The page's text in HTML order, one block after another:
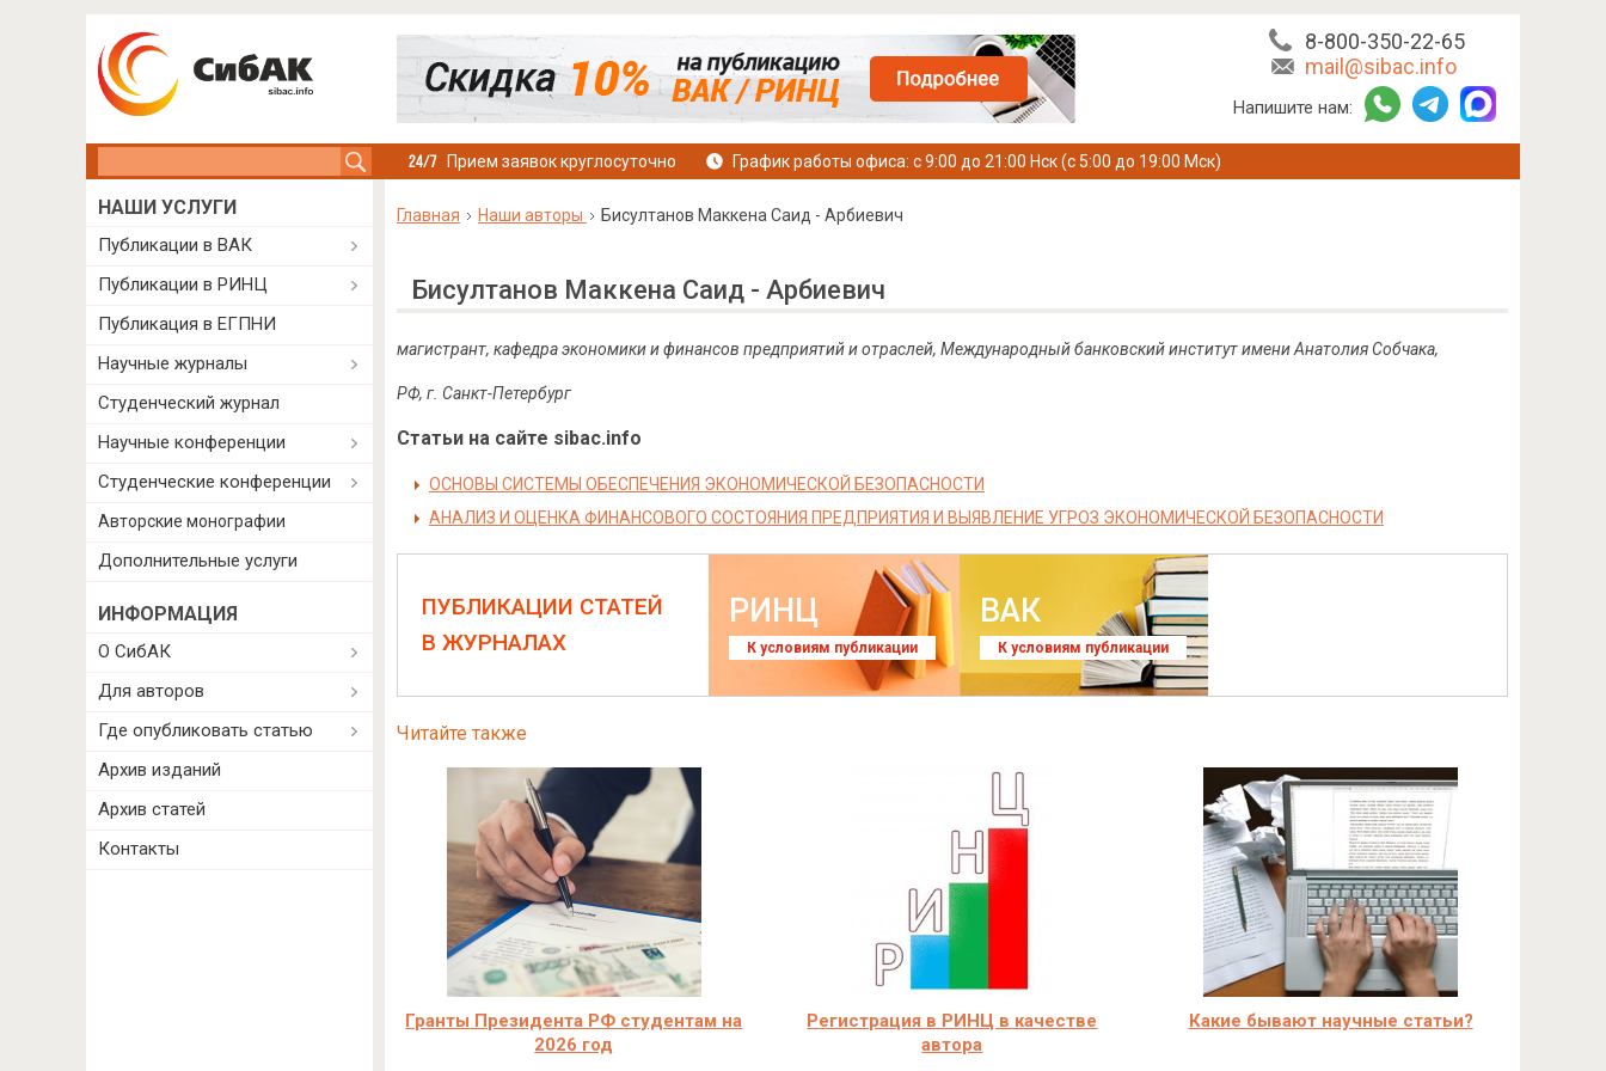
8-800-350-22-65
mail@sibac.info
Напишите нам:
Прием заявок круглосуточно График работы офиса: с 9:00 до 21:00 Нск (с 5:00 до 19:00 Мск)
Главная Наши авторы Бисултанов Маккена Саид - Арбиевич
Бисултанов Маккена Саид - Арбиевич
магистрант, кафедра экономики и финансов предприятий и отраслей, Международный банковский институт имени Анатолия Собчака,
РФ, г. Санкт-Петербург
Статьи на сайте sibac.info
ОСНОВЫ СИСТЕМЫ ОБЕСПЕЧЕНИЯ ЭКОНОМИЧЕСКОЙ БЕЗОПАСНОСТИ
АНАЛИЗ И ОЦЕНКА ФИНАНСОВОГО СОСТОЯНИЯ ПРЕДПРИЯТИЯ И ВЫЯВЛЕНИЕ УГРОЗ ЭКОНОМИЧЕСКОЙ БЕЗОПАСНОСТИ
ПУБЛИКАЦИИ СТАТЕЙ
В ЖУРНАЛАХ
РИНЦ
К условиям публикации
ВАК
К условиям публикации
Читайте также
Гранты Президента РФ студентам на
2026 год
Регистрация в РИНЦ в качестве
автора
Какие бывают научные статьи?
НАШИ УСЛУГИ
Публикации в ВАК
Публикации в РИНЦ
Публикация в ЕГПНИ
Научные журналы
Студенческий журнал
Научные конференции
Студенческие конференции
Авторские монографии
Дополнительные услуги
ИНФОРМАЦИЯ
О СибАК
Для авторов
Где опубликовать статью
Архив изданий
Архив статей
Контакты